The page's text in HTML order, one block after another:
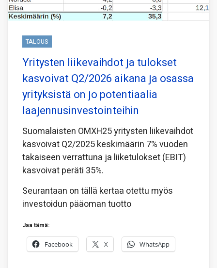
TALOUS
Yritysten liikevaihdot ja tulokset
kasvoivat Q2/2026 aikana ja osassa
yrityksistä on jo potentiaalia
laajennusinvestointeihin
Suomalaisten OMXH25 yritysten liikevaihdot
kasvoivat Q2/2025 keskimäärin 7% vuoden
takaiseen verrattuna ja liiketulokset (EBIT)
kasvoivat peräti 35%.
Seurantaan on tällä kertaa otettu myös
investoidun pääoman tuotto
Jaa tämä:
Facebook X WhatsApp